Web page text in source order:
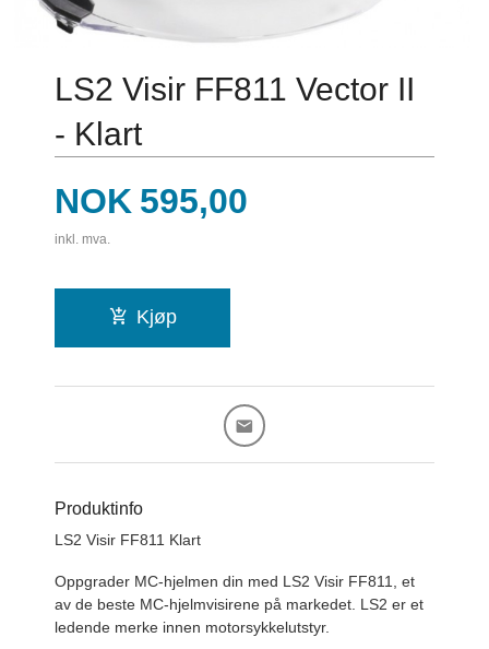
LS2 Visir FF811 Vector II
- Klart
Pris
NOK 595,00
inkl. mva.
Kjøp
Produktinfo
LS2 Visir FF811 Klart
Oppgrader MC-hjelmen din med LS2 Visir FF811, et
av de beste MC-hjelmvisirene på markedet. LS2 er et
ledende merke innen motorsykkelutstyr.